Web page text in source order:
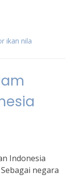
ikan nila
Indonesia
negara